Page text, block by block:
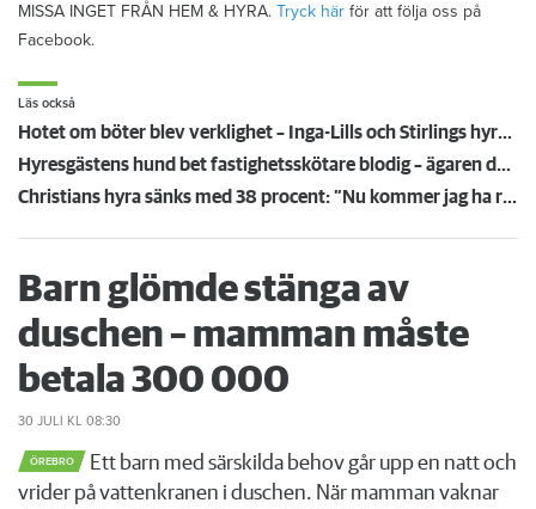
MISSA INGET FRÅN HEM & HYRA. Tryck här för att följa oss på
Facebook.
Läs också
Hotet om böter blev verklighet – Inga-Lills och Stirlings hyresvärdar får betala 75 000: ”Herregud så onödigt”
Hyresgästens hund bet fastighetsskötare blodig – ägaren döms och förlorar nu lägenheten
Christians hyra sänks med 38 procent: ”Nu kommer jag ha råd att ta körkort”
Barn glömde stänga av
duschen – mamman måste
betala 300 000
30 JULI KL 08:30
ÖREBRO
Ett barn med särskilda behov går upp en natt och
vrider på vattenkranen i duschen. När mamman vaknar